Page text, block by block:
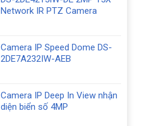
Network IR PTZ Camera
Camera IP Speed Dome DS-
2DE7A232IW-AEB
Camera IP Deep In View nhận
diện biển số 4MP